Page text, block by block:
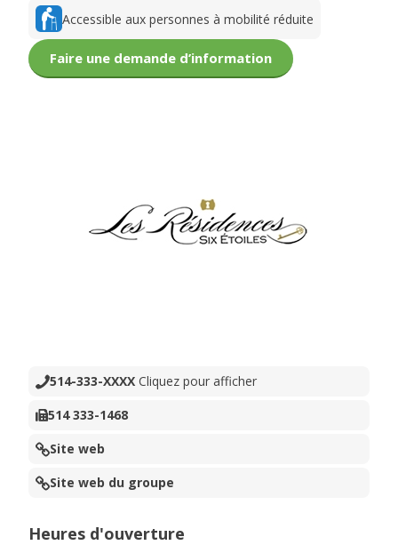
Accessible aux personnes à mobilité réduite
Faire une demande d’information
514-333-XXXX Cliquez pour afficher
514 333-1468
Site web
Site web du groupe
Heures d'ouverture